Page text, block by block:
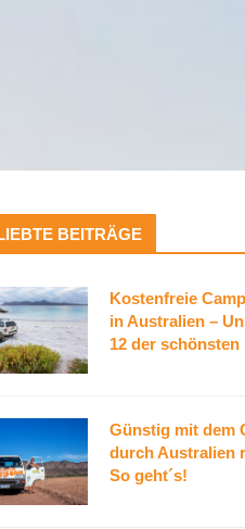
BEITRÄGE
Kostenfreie
in Australien –
12 der schönsten
Günstig mit dem
durch Australien
So geht´s!